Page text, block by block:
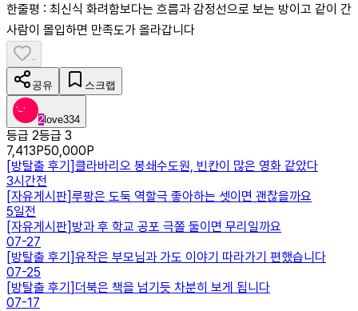
한줄평 : 최신식 화려함보다는 흐름과 감정선으로 보는 방이고 같이 간
사람이 몰입하면 만족도가 올라갑니다
-
공유 스크랩
2 love334
등급 2등급 3
7,413P50,000P
[방탈출 후기]클라바리오 봉쇄수도원, 빈칸이 많은 영화 같았다
3시간전
[자유게시판]루팡은 도둑 역할극 좋아하는 셋이면 괜찮을까요
5일전
[자유게시판] 방과 후 학교 공포 극쫄 둘이면 무리일까요
07-27
[방탈출 후기]유작은 부모님과 가도 이야기 따라가기 편했습니다
07-25
[방탈출 후기] 더북은 책을 넘기듯 차분히 보게 됩니다
07-17